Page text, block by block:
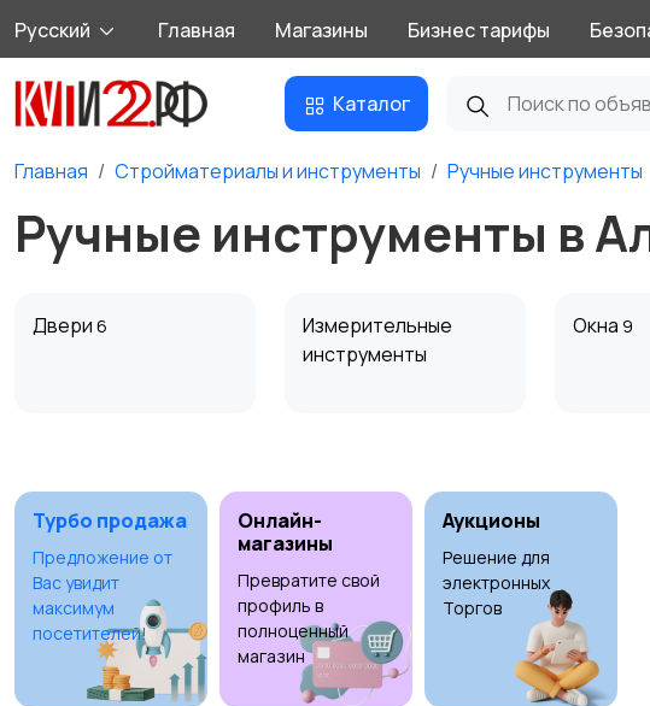
Русский Главная Магазины Бизнес тарифы
Каталог
Главная Стройматериалы и инструменты Ручные инструменты
Ручные инструменты в
Двери 6
Измерительные
инструменты
Окна 9
водоснабжение3
Турбо продажа
Предложение от
Вас увидит
максимум
посетителей!
Онлайн-
магазины
Превратите свой
профиль в
полноценный
магазин
Аукционы
Решение для
электронных
Торгов